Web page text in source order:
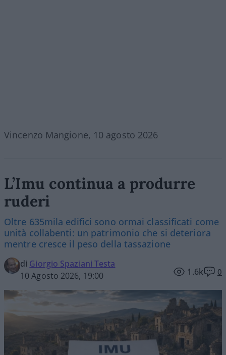
Vincenzo Mangione, 10 agosto 2026
L’Imu continua a produrre
ruderi
Oltre 635mila edifici sono ormai classificati come
unità collabenti: un patrimonio che si deteriora
mentre cresce il peso della tassazione
di Giorgio Spaziani Testa
10 Agosto 2026, 19:00
1.6k 0